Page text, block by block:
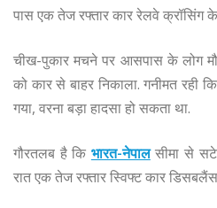
पास एक तेज रफ्तार कार रेलवे क्रॉसिंग के
चीख-पुकार मचने पर आसपास के लोग
को कार से बाहर निकाला. गनीमत रही
गया, वरना बड़ा हादसा हो सकता था.
गौरतलब है कि भारत-नेपालसीमा से सटे
रात एक तेज रफ्तार स्विफ्ट कार